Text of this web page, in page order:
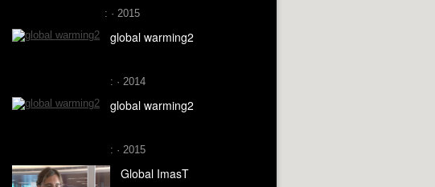
: · 2015
global warming2
: · 2014
global warming2
: · 2015
Global ImasT